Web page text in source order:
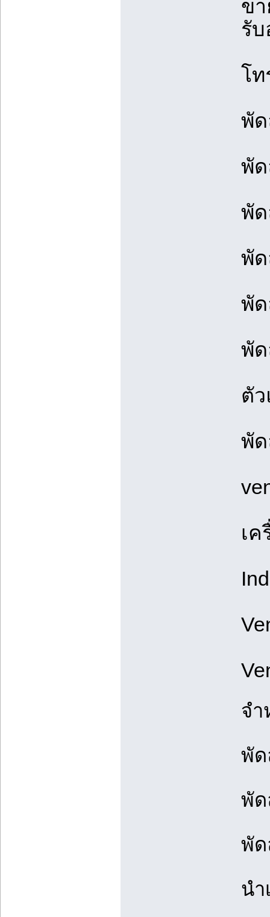
ข
รั
โ
พั
พั
พัด
พั
พั
พั
ตั
พัด
เค
จ
พั
พัด
พัด
น